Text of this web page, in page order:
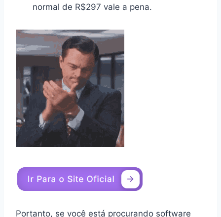
normal de R$297 vale a pena.
Portanto, se você está procurando software